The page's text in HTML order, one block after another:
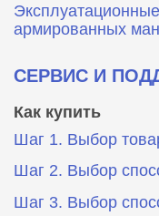
армированных
СЕРВИС И
Как купить
Шаг 1. Выбор
Шаг 2. Выбор
Шаг 3. Выбор